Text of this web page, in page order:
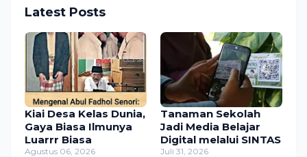
Latest Posts
Kiai Desa Kelas Dunia,
Gaya Biasa Ilmunya
Luarrr Biasa
Agustus 06, 2026
Tanaman Sekolah
Jadi Media Belajar
Digital melalui SINTAS
Juli 31, 2026